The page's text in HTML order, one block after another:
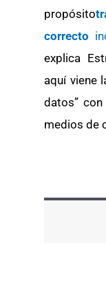
propósito
correcto
explica
aquí viene
datos”
medios de